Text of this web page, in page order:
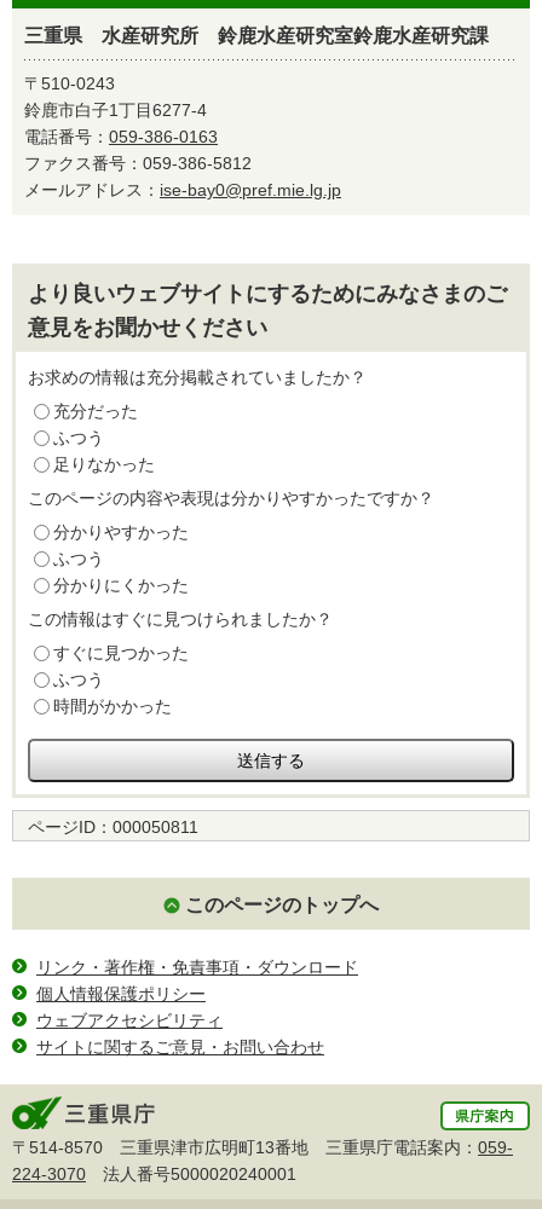
三重県 水産研究所 鈴鹿水産研究室鈴鹿水産研究課
〒510-0243
鈴鹿市白子1丁目6277-4
電話番号： 059-386-0163
ファクス番号：059-386-5812
メールアドレス： ise-bay0@pref.mie.lg.jp
より良いウェブサイトにするためにみなさまのご
意見をお聞かせください
お求めの情報は充分掲載されていましたか？
充分だった
ふつう
足りなかった
このページの内容や表現は分かりやすかったですか？
分かりやすかった
ふつう
分かりにくかった
この情報はすぐに見つけられましたか？
すぐに見つかった
ふつう
時間がかかった
ページID： 000050811
このページのトップへ
リンク・著作権・免責事項・ダウンロード
個人情報保護ポリシー
ウェブアクセシビリティ
サイトに関するご意見・お問い合わせ
〒514-8570 三重県津市広明町13番地 三重県庁電話案内： 059-
224-3070 法人番号5000020240001